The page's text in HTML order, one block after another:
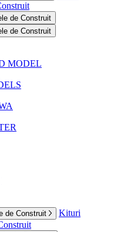
de Construit
de Construit
MODEL
de Construit
Kituri